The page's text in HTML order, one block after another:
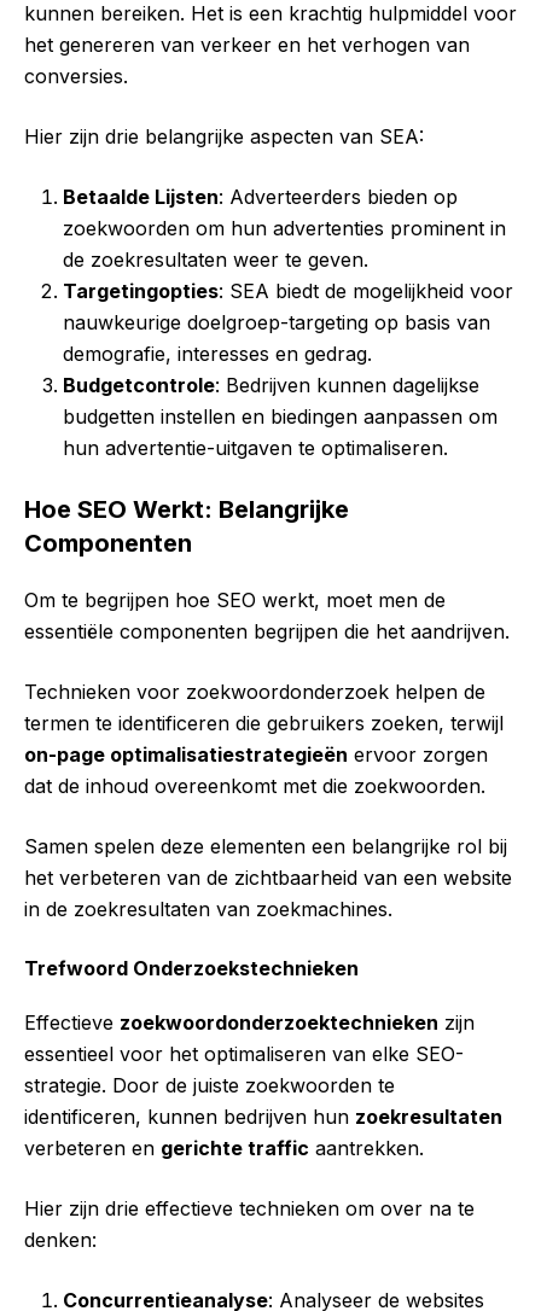
kunnen bereiken. Het is een krachtig hulpmiddel voor
het genereren van verkeer en het verhogen van
conversies.
Hier zijn drie belangrijke aspecten van SEA:
Betaalde Lijsten: Adverteerders bieden op
zoekwoorden om hun advertenties prominent in
de zoekresultaten weer te geven.
Targetingopties: SEA biedt de mogelijkheid voor
nauwkeurige doelgroep-targeting op basis van
demografie, interesses en gedrag.
Budgetcontrole: Bedrijven kunnen dagelijkse
budgetten instellen en biedingen aanpassen om
hun advertentie-uitgaven te optimaliseren.
Hoe SEO Werkt: Belangrijke
Componenten
Om te begrijpen hoe SEO werkt, moet men de
essentiële componenten begrijpen die het aandrijven.
Technieken voor zoekwoordonderzoek helpen de
termen te identificeren die gebruikers zoeken, terwijl
on-page optimalisatiestrategieën ervoor zorgen
dat de inhoud overeenkomt met die zoekwoorden.
Samen spelen deze elementen een belangrijke rol bij
het verbeteren van de zichtbaarheid van een website
in de zoekresultaten van zoekmachines.
Trefwoord Onderzoekstechnieken
Effectieve zoekwoordonderzoektechnieken zijn
essentieel voor het optimaliseren van elke SEO-
strategie. Door de juiste zoekwoorden te
identificeren, kunnen bedrijven hun zoekresultaten
verbeteren en gerichte traffic aantrekken.
Hier zijn drie effectieve technieken om over na te
denken:
Concurrentieanalyse: Analyseer de websites